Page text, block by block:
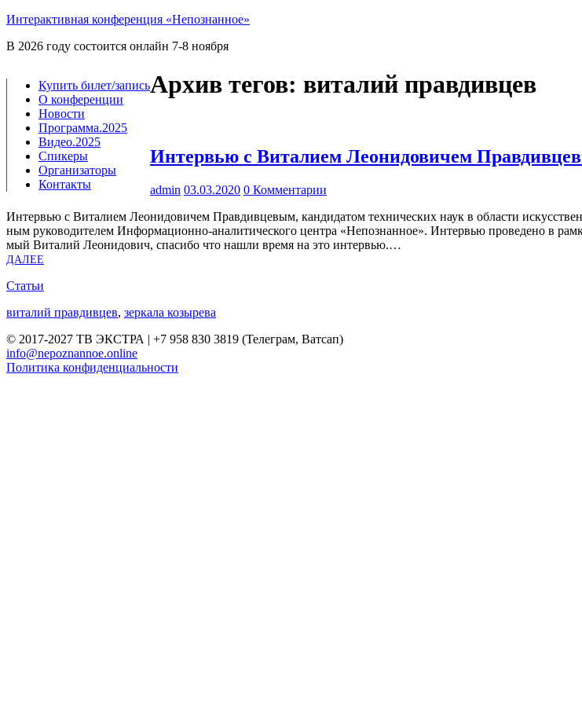
Интерактивная конференция «Непознанное»
В 2026 году состоится онлайн 7-8 ноября
Купить билет/​запись
О конференции
Новости
Программа.2025
Видео.2025
Спикеры
Организаторы
Контакты
Архив тегов: виталий правдивцев
Интервью с Виталием Леонидовичем
admin 03.03.2020 0 Комментарии
Интер­вью с Вита­ли­ем Лео­ни­до­ви­чем Прав­див­це­вым, кан­ди­да­том тех­ни­че­ских наук в обла­сти
ным руко­во­ди­те­лем Инфор­­ма­­ци­­он­­но-ана­­ли­ти­­че­ско­­го цен­тра «Непо­знан­ное». Интер­вью про­ве­де­но в
мый Вита­лий Лео­ни­до­вич, спа­си­бо что нашли вре­мя на это интер­вью.…
ДАЛЕЕ
Статьи
виталий правдивцев, зеркала козырева
© 2017-2027 ТВ ЭКСТРА | +7 958 830 3819 (Телеграм, Ватсап)
info@nepoznannoe.online
Политика конфиденциальности